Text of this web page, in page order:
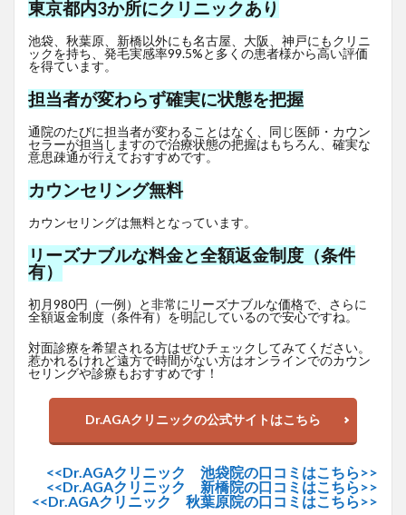
東京都内3か所にクリニックあり
池袋、秋葉原、新橋以外にも名古屋、大阪、神戸にもクリニ
ックを持ち、発毛実感率99.5%と多くの患者様から高い評価
を得ています。
担当者が変わらず確実に状態を把握
通院のたびに担当者が変わることはなく、同じ医師・カウン
セラーが担当しますので治療状態の把握はもちろん、確実な
意思疎通が行えておすすめです。
カウンセリング無料
カウンセリングは無料となっています。
リーズナブルな料金と全額返金制度（条件
有）
初月980円（一例）と非常にリーズナブルな価格で、さらに
全額返金制度（条件有）を明記しているので安心ですね。
対面診療を希望される方はぜひチェックしてみてください。
惹かれるけれど遠方で時間がない方はオンラインでのカウン
セリングや診療もおすすめです！
Dr.AGAクリニックの公式サイトはこちら
<<Dr.AGAクリニック 池袋院の口コミはこちら>>
<<Dr.AGAクリニック 新橋院の口コミはこちら>>
<<Dr.AGAクリニック 秋葉原院の口コミはこちら>>